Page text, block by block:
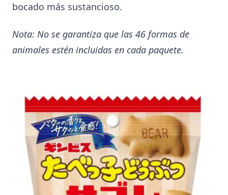
bocado más sustancioso.
Nota: No se garantiza que las 46 formas de
animales estén incluidas en cada paquete.